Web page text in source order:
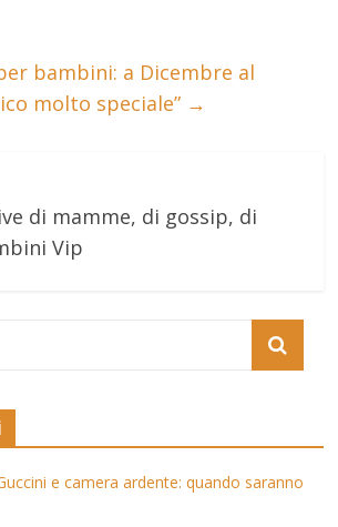
bambini: a Dicembre al
molto speciale” →
di mamme, di gossip, di
Vip
e camera ardente: quando saranno